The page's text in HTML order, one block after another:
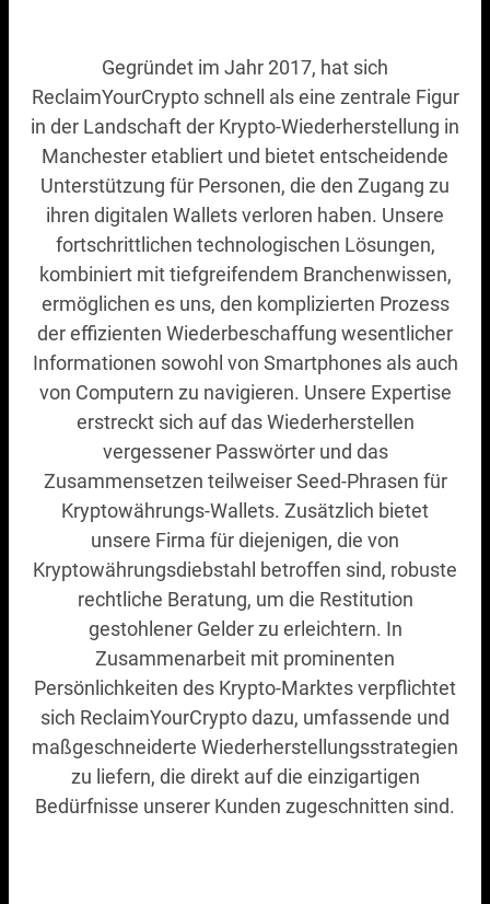
Gegründet im Jahr 2017, hat sich
ReclaimYourCrypto schnell als eine zentrale Figur
in der Landschaft der Krypto-Wiederherstellung in
Manchester etabliert und bietet entscheidende
Unterstützung für Personen, die den Zugang zu
ihren digitalen Wallets verloren haben. Unsere
fortschrittlichen technologischen Lösungen,
kombiniert mit tiefgreifendem Branchenwissen,
ermöglichen es uns, den komplizierten Prozess
der effizienten Wiederbeschaffung wesentlicher
Informationen sowohl von Smartphones als auch
von Computern zu navigieren. Unsere Expertise
erstreckt sich auf das Wiederherstellen
vergessener Passwörter und das
Zusammensetzen teilweiser Seed-Phrasen für
Kryptowährungs-Wallets. Zusätzlich bietet
unsere Firma für diejenigen, die von
Kryptowährungsdiebstahl betroffen sind, robuste
rechtliche Beratung, um die Restitution
gestohlener Gelder zu erleichtern. In
Zusammenarbeit mit prominenten
Persönlichkeiten des Krypto-Marktes verpflichtet
sich ReclaimYourCrypto dazu, umfassende und
maßgeschneiderte Wiederherstellungsstrategien
zu liefern, die direkt auf die einzigartigen
Bedürfnisse unserer Kunden zugeschnitten sind.